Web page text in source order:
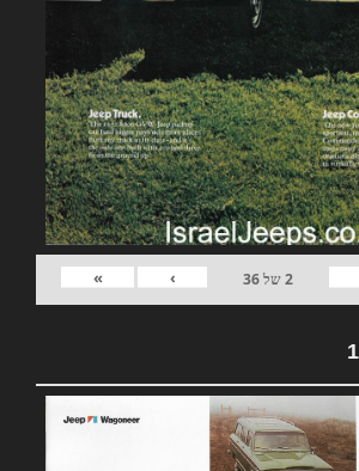
2של36
›
»